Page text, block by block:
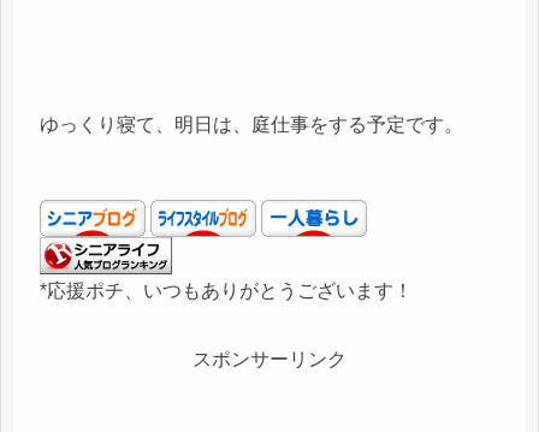
ゆっくり寝て、明日は、庭仕事をする予定です。
*応援ポチ、いつもありがとうございます！
スポンサーリンク